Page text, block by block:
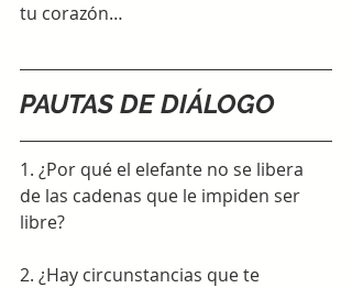
tu corazón…
PAUTAS DE DIÁLOGO
1. ¿Por qué el elefante no se libera
de las cadenas que le impiden ser
libre?
2. ¿Hay circunstancias que te